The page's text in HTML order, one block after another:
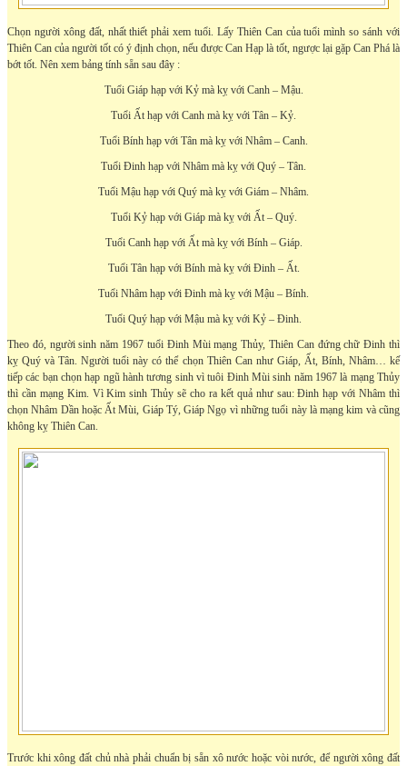
Chọn người xông đất, nhất thiết phải xem tuổi. Lấy Thiên Can của tuổi mình so sánh với
Thiên Can của người tốt có ý định chọn, nếu được Can Hạp là tốt, ngược lại gặp Can Phá là
bớt tốt. Nên xem bảng tính sẵn sau đây :
Tuổi Giáp hạp với Kỷ mà kỵ với Canh – Mậu.
Tuổi Ất hạp với Canh mà kỵ với Tân – Kỷ.
Tuổi Bính hạp với Tân mà kỵ với Nhâm – Canh.
Tuổi Đinh hạp với Nhâm mà kỵ với Quý – Tân.
Tuổi Mậu hạp với Quý mà kỵ với Giám – Nhâm.
Tuổi Kỷ hạp với Giáp mà kỵ với Ất – Quý.
Tuổi Canh hạp với Ất mà kỵ với Bính – Giáp.
Tuổi Tân hạp với Bính mà kỵ với Đinh – Ất.
Tuổi Nhâm hạp với Đinh mà kỵ với Mậu – Bính.
Tuổi Quý hạp với Mậu mà kỵ với Kỷ – Đinh.
Theo đó, người sinh năm 1967 tuổi Đinh Mùi mạng Thủy, Thiên Can đứng chữ Đinh thì
kỵ Quý và Tân. Người tuổi này có thể chọn Thiên Can như Giáp, Ất, Bính, Nhâm… kế
tiếp các bạn chọn hạp ngũ hành tương sinh vì tuôi Đinh Mùi sinh năm 1967 là mạng Thủy
thì cần mạng Kim. Vì Kim sinh Thủy sẽ cho ra kết quả như sau: Đinh hạp với Nhâm thì
chọn Nhâm Dần hoặc Ất Mùi, Giáp Tý, Giáp Ngọ vì những tuổi này là mạng kim và cũng
không kỵ Thiên Can.
Trước khi xông đất chủ nhà phải chuẩn bị sẵn xô nước hoặc vòi nước, để người xông đất